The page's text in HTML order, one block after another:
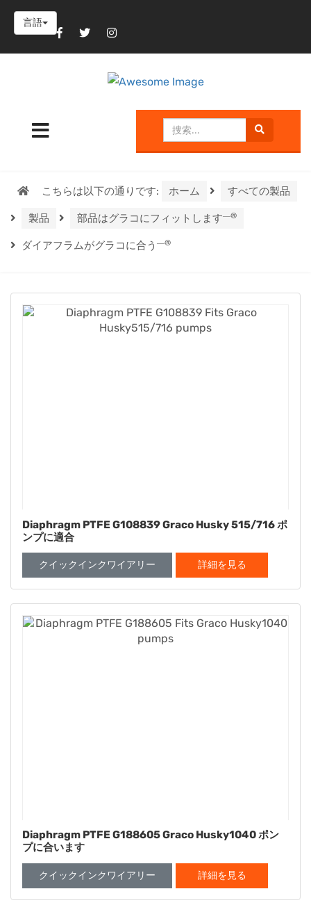
言語
こちらは以下の通りです: ホーム すべての製品
製品 部品はグラコにフィットします―®
ダイアフラムがグラコに合う ―®
Diaphragm PTFE G108839 Graco Husky 515/716 ポ
ンプに適合
クイックインクワイアリー 詳細を見る
Diaphragm PTFE G188605 Graco Husky1040 ポン
プに合います
クイックインクワイアリー 詳細を見る